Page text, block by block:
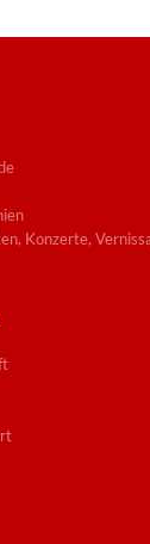
Konzerte,